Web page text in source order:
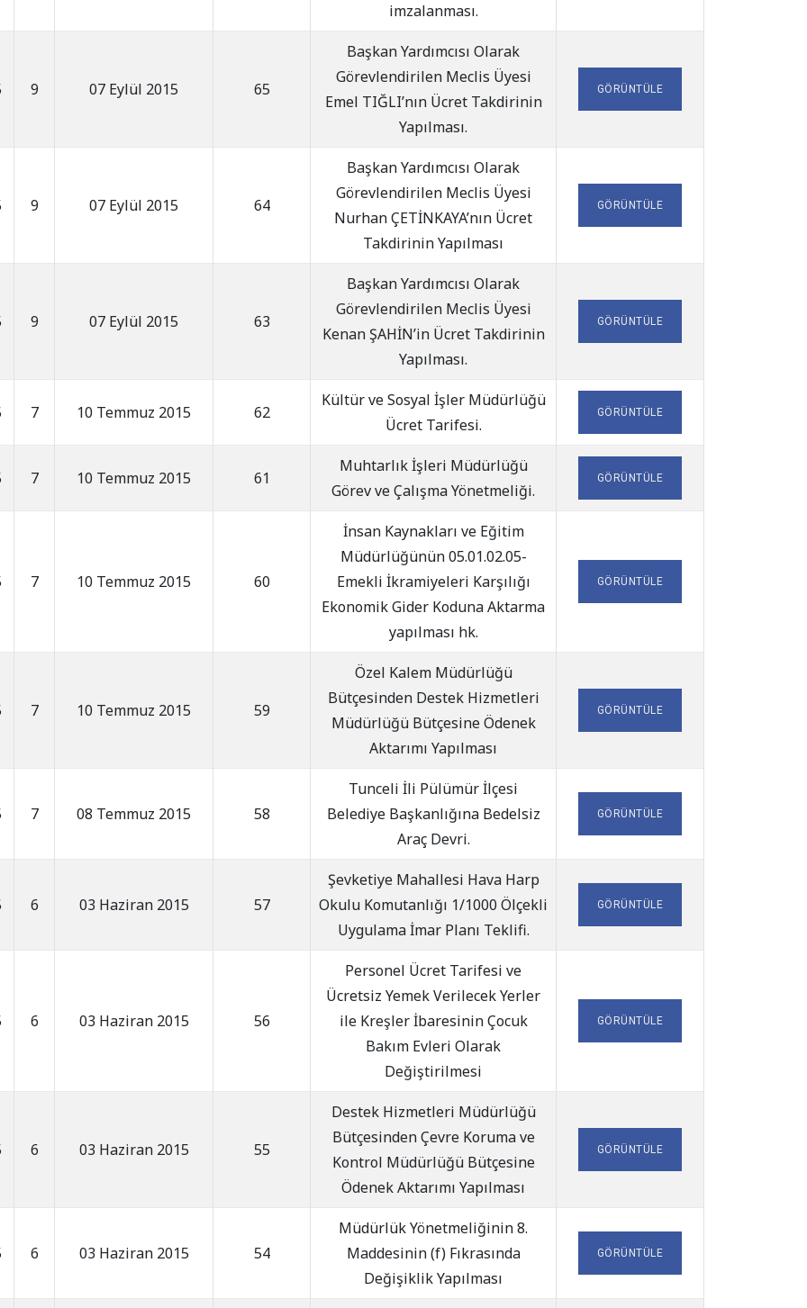
imzalanması.
9 07 Eylül 2015 65
Başkan Yardımcısı Olarak
Görevlendirilen Meclis Üyesi
Emel TIĞLI’nın Ücret Takdirinin
Yapılması.
GÖRÜNTÜLE
9 07 Eylül 2015 64
Başkan Yardımcısı Olarak
Görevlendirilen Meclis Üyesi
Nurhan ÇETİNKAYA’nın Ücret
Takdirinin Yapılması
GÖRÜNTÜLE
9 07 Eylül 2015 63
Başkan Yardımcısı Olarak
Görevlendirilen Meclis Üyesi
Kenan ŞAHİN’in Ücret Takdirinin
Yapılması.
GÖRÜNTÜLE
7 10 Temmuz 2015 62
Kültür ve Sosyal İşler Müdürlüğü
Ücret Tarifesi.
GÖRÜNTÜLE
7 10 Temmuz 2015 61
Muhtarlık İşleri Müdürlüğü
Görev ve Çalışma Yönetmeliği.
GÖRÜNTÜLE
7 10 Temmuz 2015 60
İnsan Kaynakları ve Eğitim
Müdürlüğünün 05.01.02.05-
Emekli İkramiyeleri Karşılığı
Ekonomik Gider Koduna Aktarma
yapılması hk.
GÖRÜNTÜLE
7 10 Temmuz 2015 59
Özel Kalem Müdürlüğü
Bütçesinden Destek Hizmetleri
Müdürlüğü Bütçesine Ödenek
Aktarımı Yapılması
GÖRÜNTÜLE
7 08 Temmuz 2015 58
Tunceli İli Pülümür İlçesi
Belediye Başkanlığına Bedelsiz
Araç Devri.
GÖRÜNTÜLE
6 03 Haziran 2015 57
Şevketiye Mahallesi Hava Harp
Okulu Komutanlığı 1/1000 Ölçekli
Uygulama İmar Planı Teklifi.
GÖRÜNTÜLE
6 03 Haziran 2015 56
Personel Ücret Tarifesi ve
Ücretsiz Yemek Verilecek Yerler
ile Kreşler İbaresinin Çocuk
Bakım Evleri Olarak
Değiştirilmesi
GÖRÜNTÜLE
6 03 Haziran 2015 55
Destek Hizmetleri Müdürlüğü
Bütçesinden Çevre Koruma ve
Kontrol Müdürlüğü Bütçesine
Ödenek Aktarımı Yapılması
GÖRÜNTÜLE
6 03 Haziran 2015 54
Müdürlük Yönetmeliğinin 8.
Maddesinin (f) Fıkrasında
Değişiklik Yapılması
GÖRÜNTÜLE